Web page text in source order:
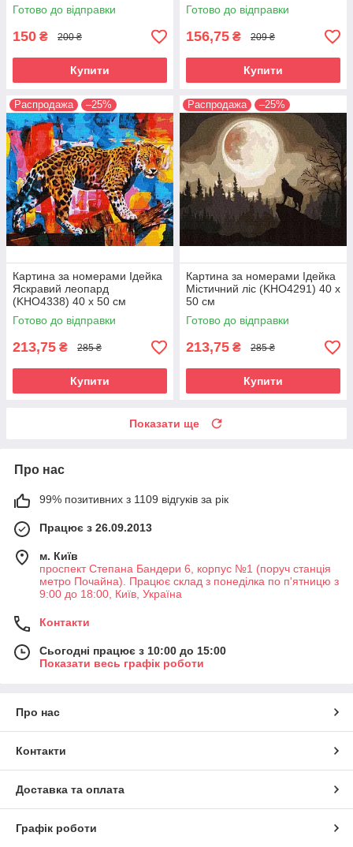
Готово до відправки
150 ₴ 200 ₴
Купити
Готово до відправки
156,75 ₴ 209 ₴
Купити
Распродажа –25%
Картина за номерами Ідейка
Яскравий леопард
(KHO4338) 40 х 50 см
Готово до відправки
213,75 ₴ 285 ₴
Купити
Распродажа –25%
Картина за номерами Ідейка
Містичний ліс (KHO4291) 40 х
50 см
Готово до відправки
213,75 ₴ 285 ₴
Купити
Показати ще
Про нас
99% позитивних з 1109 відгуків за рік
Працює з 26.09.2013
м. Київ
проспект Степана Бандери 6, корпус №1 (поруч станція
метро Почайна). Працює склад з понеділка по п'ятницю з
9:00 до 18:00, Київ, Україна
Контакти
Сьогодні працює з 10:00 до 15:00
Показати весь графік роботи
Про нас
Контакти
Доставка та оплата
Графік роботи